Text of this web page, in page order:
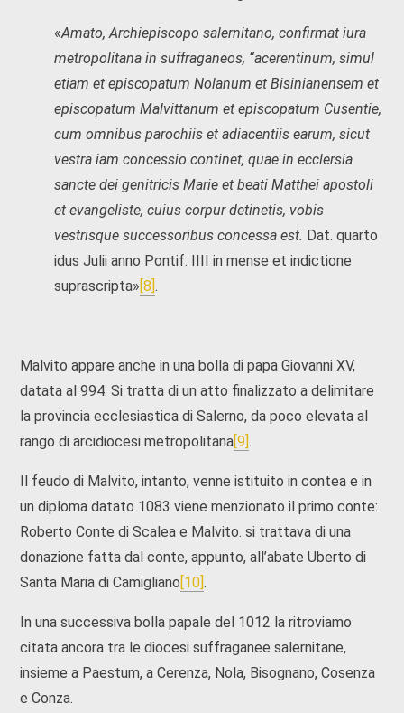
«Amato, Archiepiscopo salernitano, confirmat iura
metropolitana in suffraganeos, “acerentinum, simul
etiam et episcopatum Nolanum et Bisinianensem et
episcopatum Malvittanum et episcopatum Cusentie,
cum omnibus parochiis et adiacentiis earum, sicut
vestra iam concessio continet, quae in ecclersia
sancte dei genitricis Marie et beati Matthei apostoli
et evangeliste, cuius corpur detinetis, vobis
vestrisque successoribus concessa est. Dat. quarto
idus Julii anno Pontif. IIII in mense et indictione
suprascripta»[8].
Malvito appare anche in una bolla di papa Giovanni XV,
datata al 994. Si tratta di un atto finalizzato a delimitare
la provincia ecclesiastica di Salerno, da poco elevata al
rango di arcidiocesi metropolitana[9].
Il feudo di Malvito, intanto, venne istituito in contea e in
un diploma datato 1083 viene menzionato il primo conte:
Roberto Conte di Scalea e Malvito. si trattava di una
donazione fatta dal conte, appunto, all’abate Uberto di
Santa Maria di Camigliano[10].
In una successiva bolla papale del 1012 la ritroviamo
citata ancora tra le diocesi suffraganee salernitane,
insieme a Paestum, a Cerenza, Nola, Bisognano, Cosenza
e Conza.